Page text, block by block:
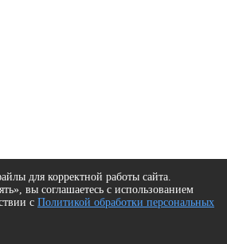
для корректной работы сайта.
вы соглашаетесь с использованием
с Политикой обработки персональных